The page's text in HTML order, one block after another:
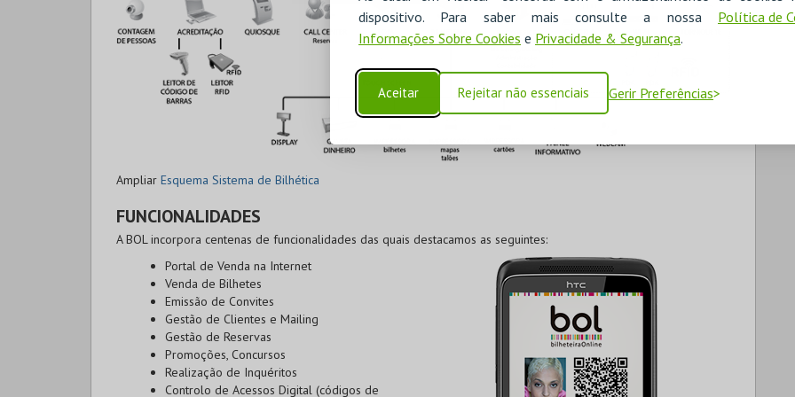
dispositivo. Para saber mais consulte a nossa Política de
Informações Sobre Cookies e Privacidade & Segurança.
Aceitar Rejeitar não essenciais Gerir Preferências
Ampliar Esquema Sistema de Bilhética
FUNCIONALIDADES
A BOL incorpora centenas de funcionalidades das quais destacamos as seguintes:
Portal de Venda na Internet
Venda de Bilhetes
Emissão de Convites
Gestão de Clientes e Mailing
Gestão de Reservas
Promoções, Concursos
Realização de Inquéritos
Controlo de Acessos Digital (códigos de